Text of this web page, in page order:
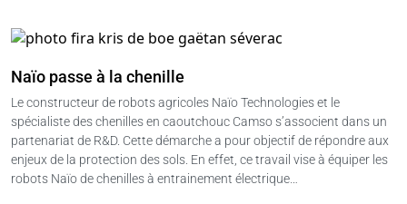
Naïo passe à la chenille
Le constructeur de robots agricoles Naïo Technologies et le
spécialiste des chenilles en caoutchouc Camso s’associent dans un
partenariat de R&D. Cette démarche a pour objectif de répondre aux
enjeux de la protection des sols. En effet, ce travail vise à équiper les
robots Naïo de chenilles à entrainement électrique…